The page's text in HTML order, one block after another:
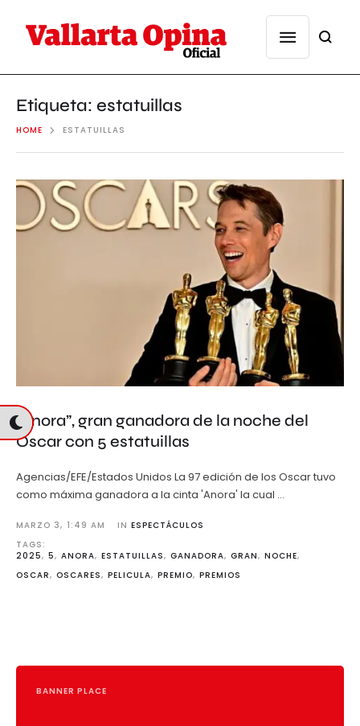
Etiqueta: estatuillas
HOME ESTATUILLAS
“Anora”, gran ganadora de la noche del
Oscar con 5 estatuillas
Agencias/EFE/Estados Unidos La 97 edición de los Oscar tuvo
como máxima ganadora a la cinta 'Anora' la cual …
MARZO 3, 1:49 AM IN ESPECTÁCULOS
TAGS:
2025, 5, ANORA, ESTATUILLAS, GANADORA, GRAN, NOCHE,
OSCAR, OSCARES, PELICULA, PREMIO, PREMIOS
BANNER PLACE